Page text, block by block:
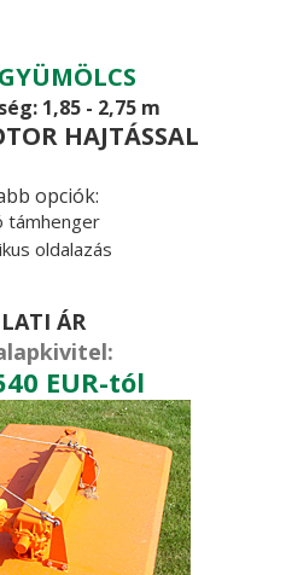
1,85 - 2,75 m
HAJTÁSSAL
opciók:
támhenger
oldalazás
ÁR
EUR-tól